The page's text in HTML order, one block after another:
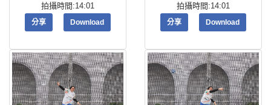
拍攝時間:14:01
分享 Download
拍攝時間:14:01
分享 Download